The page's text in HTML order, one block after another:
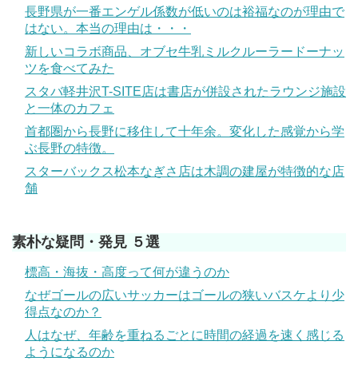
長野県が一番エンゲル係数が低いのは裕福なのが理由で
はない。本当の理由は・・・
新しいコラボ商品、オブセ牛乳ミルクルーラードーナッ
ツを食べてみた
スタバ軽井沢T-SITE店は書店が併設されたラウンジ施設
と一体のカフェ
首都圏から長野に移住して十年余。変化した感覚から学
ぶ長野の特徴。
スターバックス松本なぎさ店は木調の建屋が特徴的な店
舗
素朴な疑問・発見 ５選
標高・海抜・高度って何が違うのか
なぜゴールの広いサッカーはゴールの狭いバスケより少
得点なのか？
人はなぜ、年齢を重ねるごとに時間の経過を速く感じる
ようになるのか